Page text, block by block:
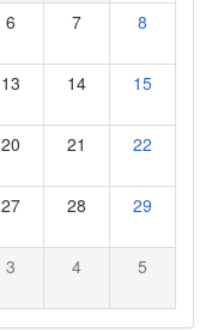
6 7 8
13 14 15
20 21 22
27 28 29
3 4 5